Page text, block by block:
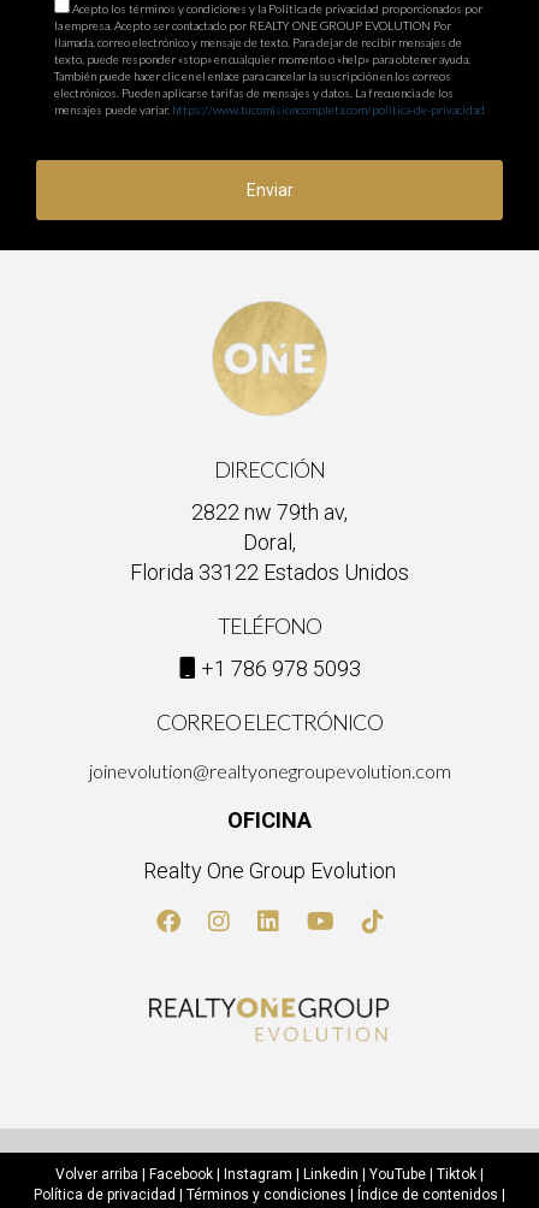
Acepto los términos y condiciones y la Política de privacidad proporcionados por
la empresa. Acepto ser contactado por REALTY ONE GROUP EVOLUTION Por
llamada, correo electrónico y mensaje de texto. Para dejar de recibir mensajes de
texto, puede responder «stop» en cualquier momento o «help» para obtener ayuda.
También puede hacer clic en el enlace para cancelar la suscripción en los correos
electrónicos. Pueden aplicarse tarifas de mensajes y datos. La frecuencia de los
mensajes puede variar. https://www.tucomisioncompleta.com/politica-de-privacidad
Enviar
DIRECCIÓN
2822 nw 79th av,
Doral,
Florida 33122 Estados Unidos
TELÉFONO
+1 786 978 5093
CORREO ELECTRÓNICO
joinevolution@realtyonegroupevolution.com
OFICINA
Realty One Group Evolution
Volver arriba Facebook Instagram Linkedin YouTube Tiktok
Política de privacidad
Términos y condiciones Índice de contenidos